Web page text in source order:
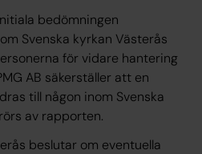
bedömningen
Svenska kyrkan Västerås
för vidare hantering
AB säkerställer att en
till någon inom Svenska
av rapporten.
beslutar om eventuella